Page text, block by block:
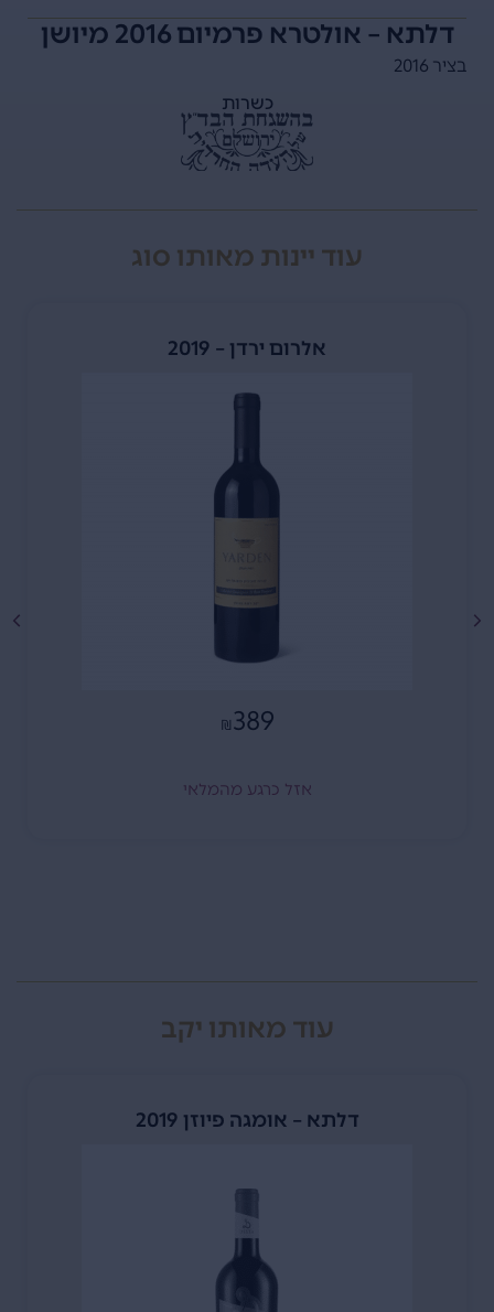
דלתא – אולטרא פרמיום 2016 מיושן
בציר 2016
כשרות
עוד יינות מאותו סוג
אלרום ירדן – 2019
₪ 389
אזל כרגע מהמלאי
עוד מאותו יקב
דלתא – אומגה פיוזן 2019